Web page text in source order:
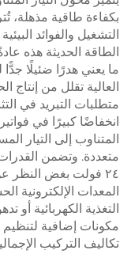
بكفاءة طاقية
التشغيل والفوائد
ما يعني هدرًا ضئيلًا جدًّا
العالية تقلل من إنتاج
متطلبات التبريد في
انخفاضًا كبيرًا في
متعددة. وتضمن
٢٤ فولت بغض النظر
المعدات الإلكترونية
التغذية الكهربائية أو
مكونات إضافية
تكاليف التركيب